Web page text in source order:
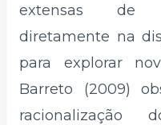
extensas de
diretamente na
para explorar
Barreto (2009)
racionalização